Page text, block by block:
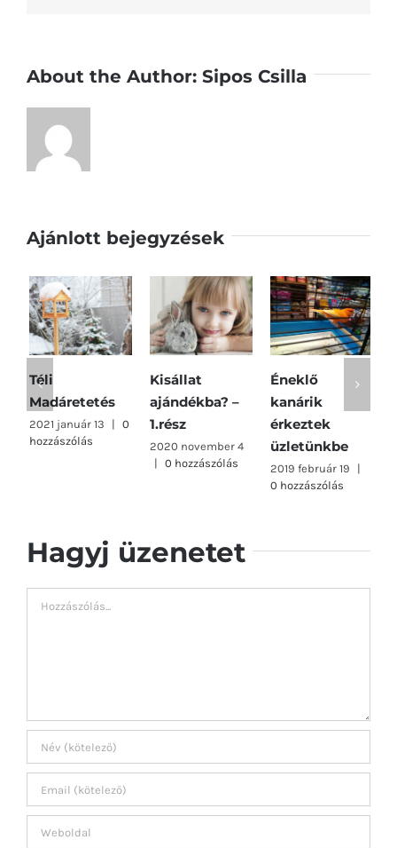
About the Author: Sipos Csilla
Ajánlott bejegyzések
Téli
Madáretetés
2021 január 13
0
hozzászólás
Kisállat
ajándékba? –
1.rész
2020 november 4
0 hozzászólás
Éneklő
kanárik
érkeztek
üzletünkbe
2019 február 19
0 hozzászólás
Hagyj üzenetet
Hozzászólás